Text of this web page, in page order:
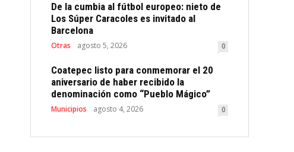
De la cumbia al fútbol europeo: nieto de
Los Súper Caracoles es invitado al
Barcelona
Otras agosto 5, 2026 0
Coatepec listo para conmemorar el 20
aniversario de haber recibido la
denominación como “Pueblo Mágico”
Municipios agosto 4, 2026 0